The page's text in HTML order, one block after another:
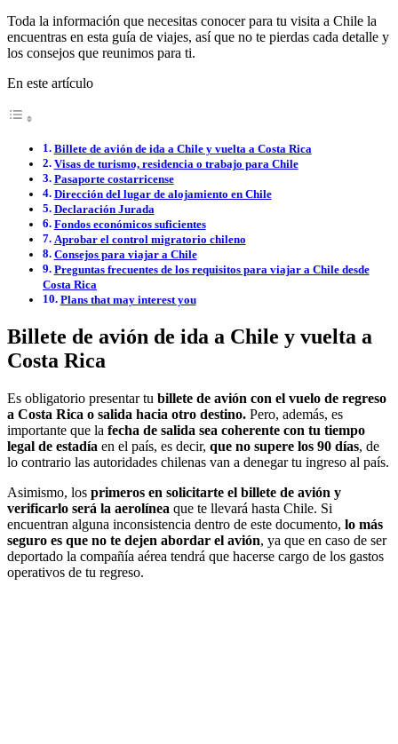
Toda la información que necesitas conocer para tu visita a Chile la
encuentras en esta guía de viajes, así que no te pierdas cada detalle y
los consejos que reunimos para ti.
En este artículo
Billete de avión de ida a Chile y vuelta a Costa Rica
Visas de turismo, residencia o trabajo para Chile
Pasaporte costarricense
Dirección del lugar de alojamiento en Chile
Declaración Jurada
Fondos económicos suficientes
Aprobar el control migratorio chileno
Consejos para viajar a Chile
Preguntas frecuentes de los requisitos para viajar a Chile desde
Costa Rica
Plans that may interest you
Billete de avión de ida a Chile y vuelta a
Costa Rica
Es obligatorio presentar tu billete de avión con el vuelo de regreso
a Costa Rica o salida hacia otro destino. Pero, además, es
importante que la fecha de salida sea coherente con tu tiempo
legal de estadía en el país, es decir, que no supere los 90 días, de
lo contrario las autoridades chilenas van a denegar tu ingreso al país.
Asimismo, los primeros en solicitarte el billete de avión y
verificarlo será la aerolínea que te llevará hasta Chile. Si
encuentran alguna inconsistencia dentro de este documento, lo más
seguro es que no te dejen abordar el avión, ya que en caso de ser
deportado la compañía aérea tendrá que hacerse cargo de los gastos
operativos de tu regreso.